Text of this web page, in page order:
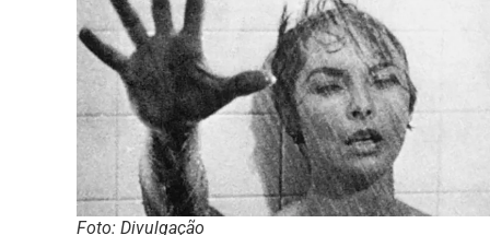
Foto: Divulgação